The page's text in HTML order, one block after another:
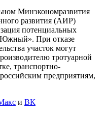
Минэкономразвития
развития (АИР)
потенциальных
При отказе
участок могут
тротуарной
транспортно-
предприятиям,
и ВК